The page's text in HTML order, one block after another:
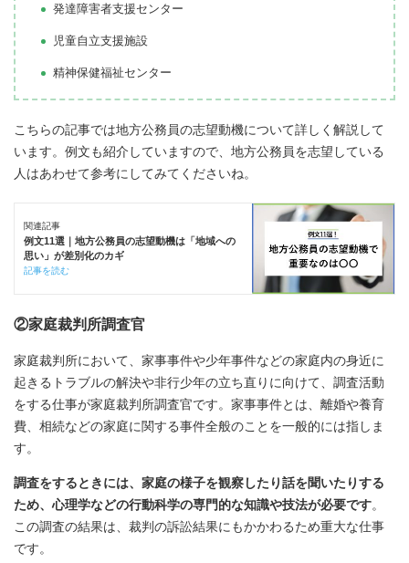
発達障害者支援センター
児童自立支援施設
精神保健福祉センター
こちらの記事では地方公務員の志望動機について詳しく解説して
います。例文も紹介していますので、地方公務員を志望している
人はあわせて参考にしてみてくださいね。
関連記事
例文11選｜地方公務員の志望動機は「地域への
思い」が差別化のカギ
記事を読む
②家庭裁判所調査官
家庭裁判所において、家事事件や少年事件などの家庭内の身近に
起きるトラブルの解決や非行少年の立ち直りに向けて、調査活動
をする仕事が家庭裁判所調査官です。家事事件とは、離婚や養育
費、相続などの家庭に関する事件全般のことを一般的には指しま
す。
調査をするときには、家庭の様子を観察したり話を聞いたりする
ため、心理学などの行動科学の専門的な知識や技法が必要です。
この調査の結果は、裁判の訴訟結果にもかかわるため重大な仕事
です。